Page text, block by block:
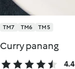
TM7 TM6 TM5
Curry panang
4.4